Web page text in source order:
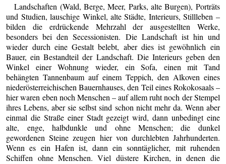
Landschaften (Wald, Berge, Meer, Parks, alte Burgen), Porträts
und Studien, lauschige Winkel, alte Städte, Interieurs, Stillleben –
bilden die erdrückende Mehrzahl der ausgestellten Werke,
besonders bei den Secessionisten. Die Landschaft ist hin und
wieder durch eine Gestalt belebt, aber dies ist gewöhnlich ein
Bauer, ein Bestandteil der Landschaft. Die Interieurs geben den
Winkel einer Wohnung wieder, ein Sofa, einen mit Tand
behängten Tannenbaum auf einem Teppich, den Alkoven eines
niederösterreichischen Bauernhauses, den Teil eines Rokokosaals –
hier waren eben noch Menschen – auf allem ruht noch der Stempel
ihres Lebens, aber sie selbst sind schon nicht mehr da. Wenn aber
einmal die Straße einer Stadt gezeigt wird, dann unbedingt eine
alte, enge, halbdunkle und ohne Menschen; die dunkel
gewordenen Steine zeugen hier von durchlebten Jahrhunderten.
Wenn es ein Hafen ist, dann ein sonntäglicher, mit ruhenden
Schiffen ohne Menschen. Viel düstere Kirchen, in denen die